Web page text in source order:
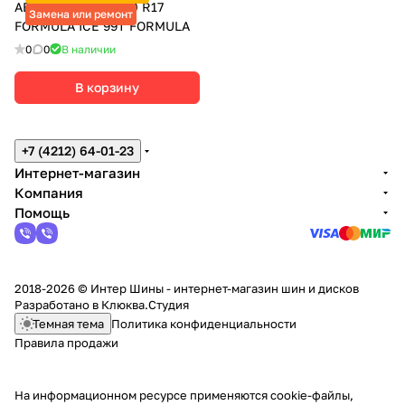
Замена или ремонт
АВТОШИНЫ 225/60 R17
FORMULA ICE 99T FORMULA
0 0 В наличии
В корзину
+7 (4212) 64-01-23
Интернет-магазин
Компания
Помощь
2018-2026 © Интер Шины - интернет-магазин шин и дисков
Разработано в Клюква.Студия
Темная тема Политика конфиденциальности
Правила продажи
На информационном ресурсе применяютсяcookie-файлы,